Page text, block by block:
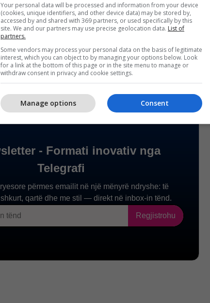
Your personal data will be processed and information from your device
(cookies, unique identifiers, and other device data) may be stored by,
accessed by and shared with 369 partners, or used specifically by this
site. We and our partners may use precise geolocation data. List of
partners.
Some vendors may process your personal data on the basis of legitimate
interest, which you can object to by managing your options below. Look
for a link at the bottom of this page or in the site menu to manage or
withdraw consent in privacy and cookie settings.
Consent
Manage options